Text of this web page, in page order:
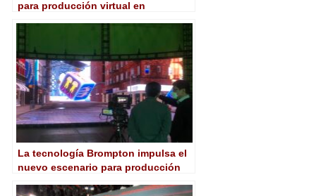
para producción virtual en
La tecnología Brompton impulsa el
nuevo escenario para producción